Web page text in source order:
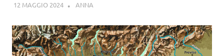
12 MAGGIO 2024 ANNA